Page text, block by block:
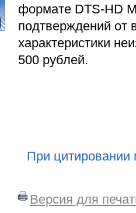
формате DTS-HD
подтверждений от
характеристики
500 рублей.
При цитировании
Версия для